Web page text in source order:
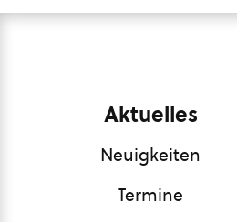
Aktuelles
Neuigkeiten
Termine